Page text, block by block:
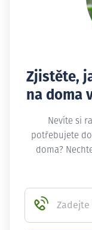
Zjistěte,
na doma
Nevíte si
potřebujete
doma?